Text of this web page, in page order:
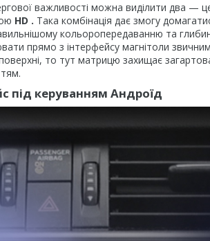
важливості можна виділити два —
HD . Така комбінація дає змогу
кольоропередаванню та
прямо з інтерфейсу магнітоли
то тут матрицю захищає
під керуванням Андроїд